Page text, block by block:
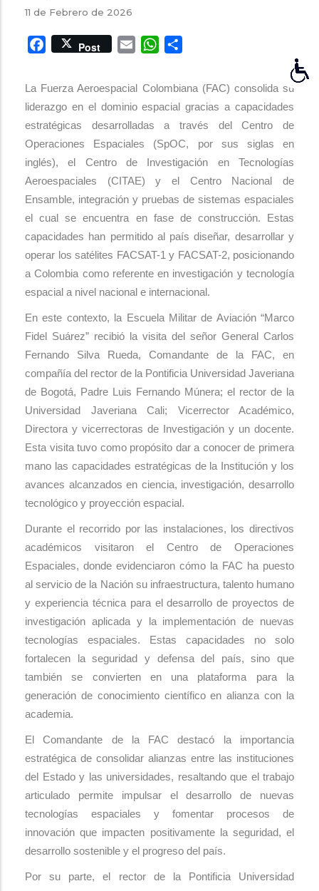
11 de Febrero de 2026
Facebook
Post Email WhatsApp
La Fuerza Aeroespacial Colombiana (FAC) consolida su
liderazgo en el dominio espacial gracias a capacidades
estratégicas desarrolladas a través del Centro de
Operaciones Espaciales (SpOC, por sus siglas en
inglés), el Centro de Investigación en Tecnologías
Aeroespaciales (CITAE) y el Centro Nacional de
Ensamble, integración y pruebas de sistemas espaciales
el cual se encuentra en fase de construcción. Estas
capacidades han permitido al país diseñar, desarrollar y
operar los satélites FACSAT-1 y FACSAT-2, posicionando
a Colombia como referente en investigación y tecnología
espacial a nivel nacional e internacional.
En este contexto, la Escuela Militar de Aviación “Marco
Fidel Suárez” recibió la visita del señor General Carlos
Fernando Silva Rueda, Comandante de la FAC, en
compañía del rector de la Pontificia Universidad Javeriana
de Bogotá, Padre Luis Fernando Múnera; el rector de la
Universidad Javeriana Cali; Vicerrector Académico,
Directora y vicerrectoras de Investigación y un docente.
Esta visita tuvo como propósito dar a conocer de primera
mano las capacidades estratégicas de la Institución y los
avances alcanzados en ciencia, investigación, desarrollo
tecnológico y proyección espacial.
Durante el recorrido por las instalaciones, los directivos
académicos visitaron el Centro de Operaciones
Espaciales, donde evidenciaron cómo la FAC ha puesto
al servicio de la Nación su infraestructura, talento humano
y experiencia técnica para el desarrollo de proyectos de
investigación aplicada y la implementación de nuevas
tecnologías espaciales. Estas capacidades no solo
fortalecen la seguridad y defensa del país, sino que
también se convierten en una plataforma para la
generación de conocimiento científico en alianza con la
academia.
El Comandante de la FAC destacó la importancia
estratégica de consolidar alianzas entre las instituciones
del Estado y las universidades, resaltando que el trabajo
articulado permite impulsar el desarrollo de nuevas
tecnologías espaciales y fomentar procesos de
innovación que impacten positivamente la seguridad, el
desarrollo sostenible y el progreso del país.
Por su parte, el rector de la Pontificia Universidad